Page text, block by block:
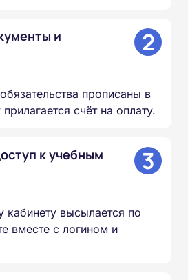
и
2
прописаны в
счёт на оплату.
к учебным
3
кабинету высылается по
вместе с логином и